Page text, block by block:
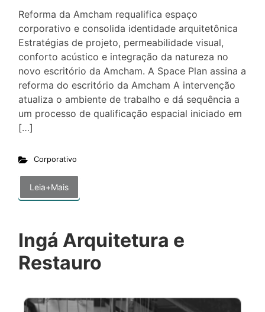
Reforma da Amcham requalifica espaço
corporativo e consolida identidade arquitetônica
Estratégias de projeto, permeabilidade visual,
conforto acústico e integração da natureza no
novo escritório da Amcham. A Space Plan assina a
reforma do escritório da Amcham A intervenção
atualiza o ambiente de trabalho e dá sequência a
um processo de qualificação espacial iniciado em
[…]
Corporativo
Leia+Mais
Ingá Arquitetura e
Restauro